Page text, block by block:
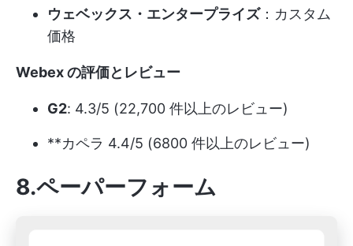
ウェベックス・エンタープライズ：カスタム
価格
Webex の評価とレビュー
G2: 4.3/5 (22,700 件以上のレビュー)
**カペラ 4.4/5 (6800 件以上のレビュー)
8.ペーパーフォーム